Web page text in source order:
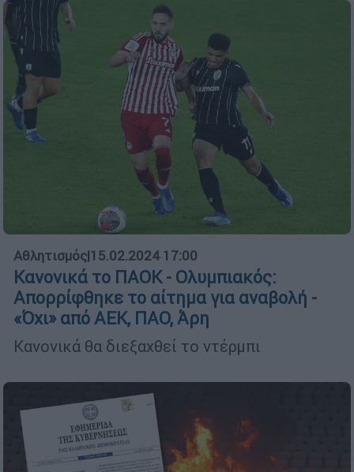
Αθλητισμός|15.02.2024 17:00
Κανονικά το ΠΑΟΚ - Ολυμπιακός:
Απορρίφθηκε το αίτημα για αναβολή -
«Όχι» από ΑΕΚ, ΠΑΟ, Άρη
Κανονικά θα διεξαχθεί το ντέρμπι